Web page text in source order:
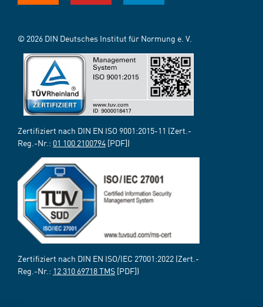
© 2026 DIN Deutsches Institut für Normung e. V.
Zertifiziert nach DIN EN ISO 9001:2015-11 (Zert.-
Reg.-Nr.: 01 100 2100794 [PDF])
Zertifiziert nach DIN EN ISO/IEC 27001:2022 (Zert.-
Reg.-Nr.: 12 310 69718 TMS [PDF])